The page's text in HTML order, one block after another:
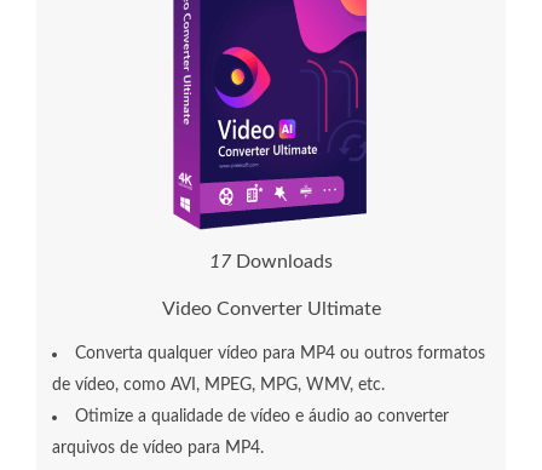
18 Downloads
Video Converter Ultimate
Converta qualquer vídeo para MP4 ou outros formatos
de vídeo, como AVI, MPEG, MPG, WMV, etc.
Otimize a qualidade de vídeo e áudio ao converter
arquivos de vídeo para MP4.